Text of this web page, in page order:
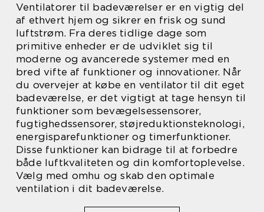
Ventilatorer til badeværelser er en vigtig del
af ethvert hjem og sikrer en frisk og sund
luftstrøm. Fra deres tidlige dage som
primitive enheder er de udviklet sig til
moderne og avancerede systemer med en
bred vifte af funktioner og innovationer. Når
du overvejer at købe en ventilator til dit eget
badeværelse, er det vigtigt at tage hensyn til
funktioner som bevægelsessensorer,
fugtighedssensorer, støjreduktionsteknologi,
energisparefunktioner og timerfunktioner.
Disse funktioner kan bidrage til at forbedre
både luftkvaliteten og din komfortoplevelse.
Vælg med omhu og skab den optimale
ventilation i dit badeværelse.